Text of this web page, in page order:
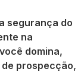
segurança do
na
domina,
prospecção,